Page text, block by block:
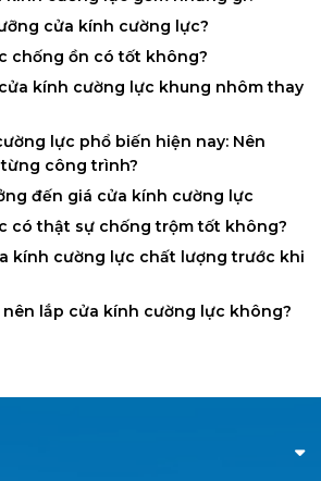
cửa kính cường lực?
chống ồn có tốt không?
kính cường lực khung nhôm thay
lực phổ biến hiện nay: Nên
công trình?
đến giá cửa kính cường lực
có thật sự chống trộm tốt không?
kính cường lực chất lượng trước khi
lắp cửa kính cường lực không?